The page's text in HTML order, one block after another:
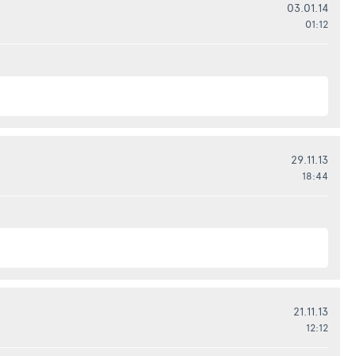
03.01.14
01:12
29.11.13
18:44
21.11.13
12:12